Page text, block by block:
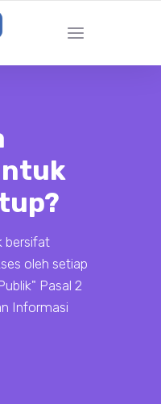
bersifat
oleh setiap
Pasal 2
Informasi